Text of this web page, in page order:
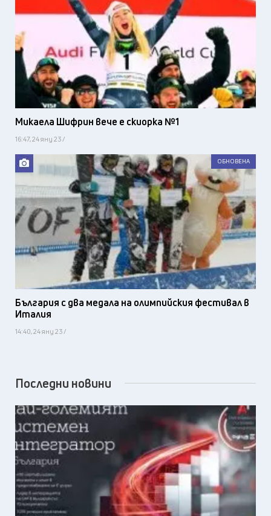
Микаела Шифрин вече е скиорка №1
16:47, 24 яну 23 /
ОБНОВЕНА
България с два медала на олимпийския фестивал в
Италия
14:40, 24 яну 23 /
Последни новини